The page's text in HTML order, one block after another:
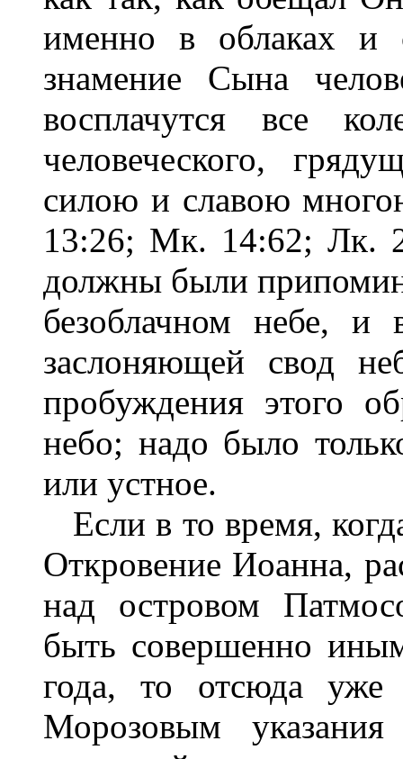
именно в облаках и
знамение Сына
восплачутся все
человеческого,
силою и славою
13:26; Мк. 14:62; Лк.
должны были
безоблачном небе, и
заслоняющей свод
пробуждения этого
небо; надо было
или устное.
Если в то время,
Откровение Иоанна,
над островом
быть совершенно
года, то отсюда уже
Морозовым